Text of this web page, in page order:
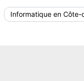
Informatique en Côte-